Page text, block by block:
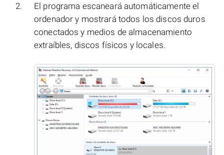
El programa escaneará automáticamente el
ordenador y mostrará todos los discos duros
conectados y medios de almacenamiento
extraíbles, discos físicos y locales.